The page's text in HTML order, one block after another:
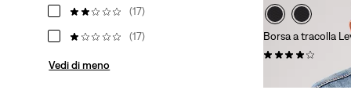
(17)
(17)
Vedi di meno
Borsa a tracolla